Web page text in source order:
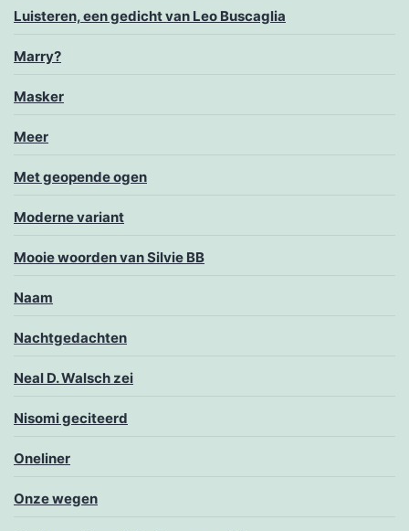
Luisteren, een gedicht van Leo Buscaglia
Marry?
Masker
Meer
Met geopende ogen
Moderne variant
Mooie woorden van Silvie BB
Naam
Nachtgedachten
Neal D. Walsch zei
Nisomi geciteerd
Oneliner
Onze wegen